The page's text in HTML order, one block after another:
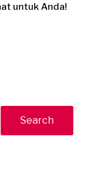
untuk Anda!
Search